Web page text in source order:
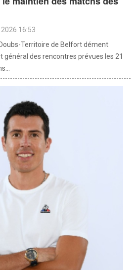
16:53
Territoire de Belfort dément
des rencontres prévues les 21